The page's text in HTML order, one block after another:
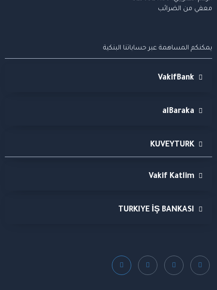
معفي من الضرائب
يمكنكم المساهمة عبر حساباتنا البنكية
VakifBank
alBaraka
KUVEYTURK
Vakif Katlim
TURKIYE İŞ BANKASI